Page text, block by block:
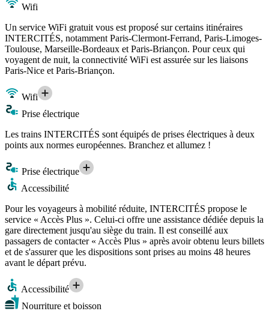
Wifi
Un service WiFi gratuit vous est proposé sur certains itinéraires
INTERCITÉS, notamment Paris-Clermont-Ferrand, Paris-Limoges-
Toulouse, Marseille-Bordeaux et Paris-Briançon. Pour ceux qui
voyagent de nuit, la connectivité WiFi est assurée sur les liaisons
Paris-Nice et Paris-Briançon.
Wifi
Prise électrique
Les trains INTERCITÉS sont équipés de prises électriques à deux
points aux normes européennes. Branchez et allumez !
Prise électrique
Accessibilité
Pour les voyageurs à mobilité réduite, INTERCITÉS propose le
service « Accès Plus ». Celui-ci offre une assistance dédiée depuis la
gare directement jusqu'au siège du train. Il est conseillé aux
passagers de contacter « Accès Plus » après avoir obtenu leurs billets
et de s'assurer que les dispositions sont prises au moins 48 heures
avant le départ prévu.
Accessibilité
Nourriture et boisson